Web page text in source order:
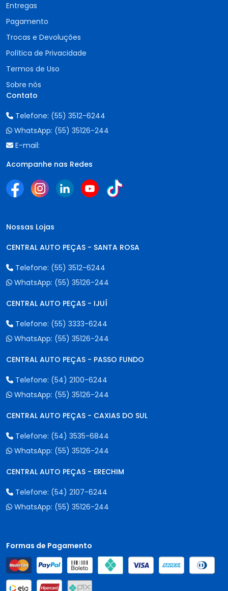
Entregas
Pagamento
Trocas e Devoluções
Política de Privacidade
Termos de Uso
Sobre nós
Contato
Telefone: (55) 3512-6244
WhatsApp: (55) 35126-244
E-mail:
Acompanhe nas Redes
Nossas Lojas
CENTRAL AUTO PEÇAS - SANTA ROSA
Telefone: (55) 3512-6244
WhatsApp: (55) 35126-244
CENTRAL AUTO PEÇAS - IJUÍ
Telefone: (55) 3333-6244
WhatsApp: (55) 35126-244
CENTRAL AUTO PEÇAS - PASSO FUNDO
Telefone: (54) 2100-6244
WhatsApp: (55) 35126-244
CENTRAL AUTO PEÇAS - CAXIAS DO SUL
Telefone: (54) 3535-6844
WhatsApp: (55) 35126-244
CENTRAL AUTO PEÇAS - ERECHIM
Telefone: (54) 2107-6244
WhatsApp: (55) 35126-244
Formas de Pagamento